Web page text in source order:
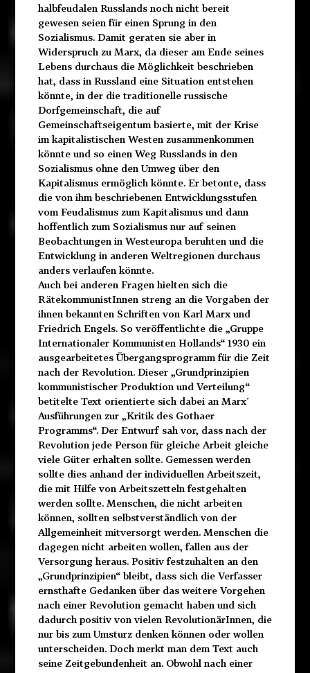
halbfeudalen Russlands noch nicht bereit
gewesen seien für einen Sprung in den
Sozialismus. Damit geraten sie aber in
Widerspruch zu Marx, da dieser am Ende seines
Lebens durchaus die Möglichkeit beschrieben
hat, dass in Russland eine Situation entstehen
könnte, in der die traditionelle russische
Dorfgemeinschaft, die auf
Gemeinschaftseigentum basierte, mit der Krise
im kapitalistischen Westen zusammenkommen
könnte und so einen Weg Russlands in den
Sozialismus ohne den Umweg über den
Kapitalismus ermöglich könnte. Er betonte, dass
die von ihm beschriebenen Entwicklungsstufen
vom Feudalismus zum Kapitalismus und dann
hoffentlich zum Sozialismus nur auf seinen
Beobachtungen in Westeuropa beruhten und die
Entwicklung in anderen Weltregionen durchaus
anders verlaufen könnte.
Auch bei anderen Fragen hielten sich die
RätekommunistInnen streng an die Vorgaben der
ihnen bekannten Schriften von Karl Marx und
Friedrich Engels. So veröffentlichte die „Gruppe
Internationaler Kommunisten Hollands“ 1930 ein
ausgearbeitetes Übergangsprogramm für die Zeit
nach der Revolution. Dieser „Grundprinzipien
kommunistischer Produktion und Verteilung“
betitelte Text orientierte sich dabei an Marx´
Ausführungen zur „Kritik des Gothaer
Programms“. Der Entwurf sah vor, dass nach der
Revolution jede Person für gleiche Arbeit gleiche
viele Güter erhalten sollte. Gemessen werden
sollte dies anhand der individuellen Arbeitszeit,
die mit Hilfe von Arbeitszetteln festgehalten
werden sollte. Menschen, die nicht arbeiten
können, sollten selbstverständlich von der
Allgemeinheit mitversorgt werden. Menschen die
dagegen nicht arbeiten wollen, fallen aus der
Versorgung heraus. Positiv festzuhalten an den
„Grundprinzipien“ bleibt, dass sich die Verfasser
ernsthafte Gedanken über das weitere Vorgehen
nach einer Revolution gemacht haben und sich
dadurch positiv von vielen RevolutionärInnen, die
nur bis zum Umsturz denken können oder wollen
unterscheiden. Doch merkt man dem Text auch
seine Zeitgebundenheit an. Obwohl nach einer